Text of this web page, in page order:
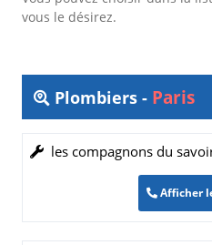
vous le désirez.
Plombiers - Paris
les compagnons du
Afficher